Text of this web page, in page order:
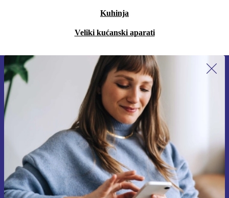
Kuhinja
Veliki kućanski aparati
Prijavi se na newsletter!
Nikad više ne propusti ponudu.
Zatraži kupon
Informacije o korištenju osobnih podataka možeš pronaći u našim
Pravilima privatnosti.